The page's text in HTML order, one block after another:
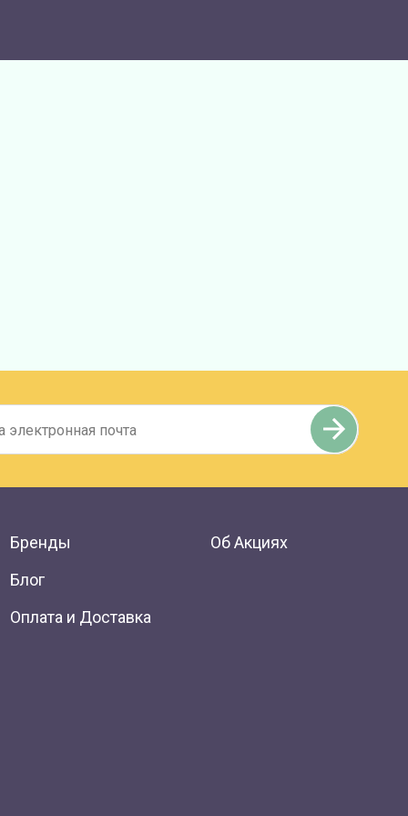
Бренды
Блог
Оплата и Доставка
Об Акциях